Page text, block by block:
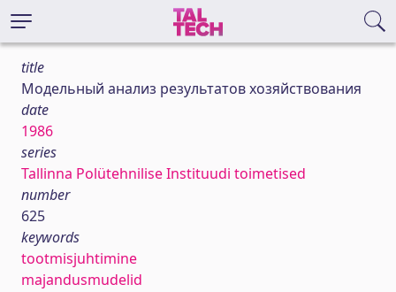
title
Модельный анализ результатов хозяйствования
date
1986
series
Tallinna Polütehnilise Instituudi toimetised
number
625
keywords
tootmisjuhtimine
majandusmudelid